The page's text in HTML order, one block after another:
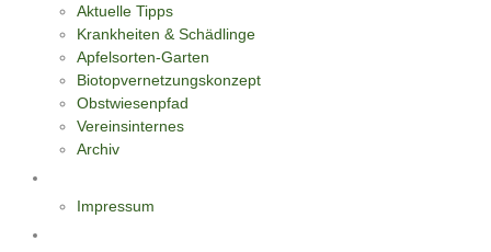
Aktuelle Tipps
Krankheiten & Schädlinge
Apfelsorten-Garten
Biotopvernetzungskonzept
Obstwiesenpfad
Vereinsinternes
Archiv
Impressum